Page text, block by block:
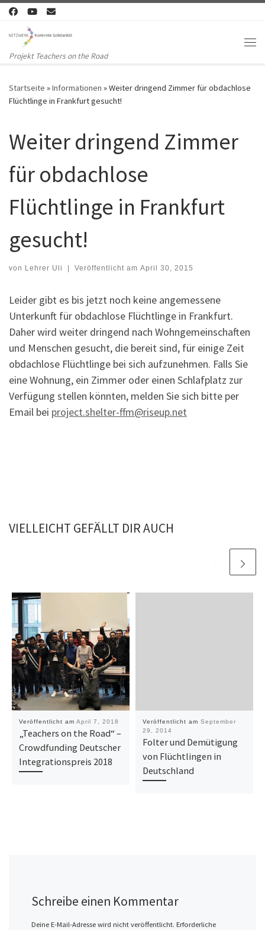
Zum Inhalt springen
Projekt Teachers on the Road
Startseite »Informationen »Weiter dringend Zimmer für obdachlose
Flüchtlinge in Frankfurt gesucht!
Weiter dringend Zimmer
für obdachlose
Flüchtlinge in Frankfurt
gesucht!
von Lehrer Uli | Veröffentlicht am April 30, 2015
Leider gibt es bis jetzt noch keine angemessene
Unterkunft für obdachlose Flüchtlinge in Frankfurt.
Daher wird weiter dringend nach Wohngemeinschaften
und Menschen gesucht, die bereit sind, für einige Zeit
obdachlose Flüchtlinge bei sich aufzunehmen. Falls Sie
eine Wohnung, ein Zimmer oder einen Schlafplatz zur
Verfügung stellen könnten, melden Sie sich bitte per
Email bei project.shelter-ffm@riseup.net
VIELLEICHT GEFÄLLT DIR AUCH
Veröffentlicht am April 7, 2018
„Teachers on the Road“ –
Crowdfunding Deutscher
Integrationspreis 2018
Veröffentlicht am September
29, 2014
Folter und Demütigung
von Flüchtlingen in
Deutschland
Schreibe einen Kommentar
Deine E-Mail-Adresse wird nicht veröffentlicht. Erforderliche